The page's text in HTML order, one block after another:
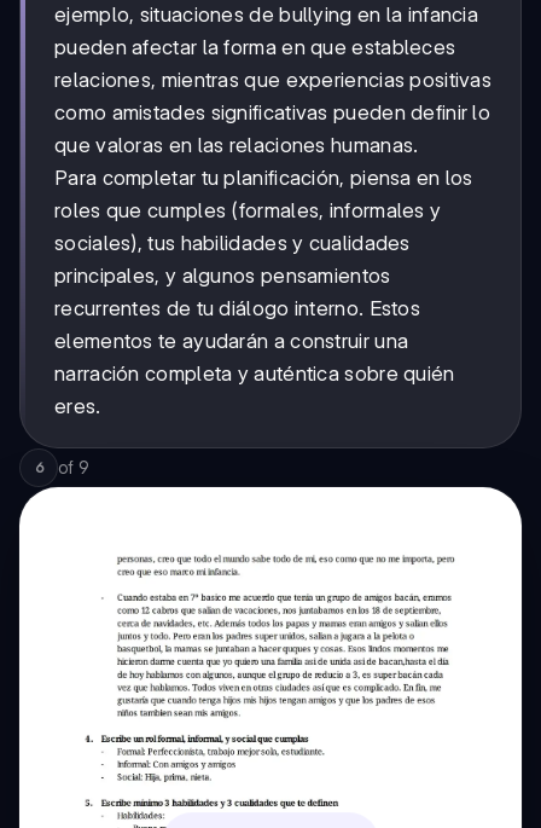
ejemplo, situaciones de bullying en la infancia
pueden afectar la forma en que estableces
relaciones, mientras que experiencias positivas
como amistades significativas pueden definir lo
que valoras en las relaciones humanas.
Para completar tu planificación, piensa en los
roles que cumples (formales, informales y
sociales), tus habilidades y cualidades
principales, y algunos pensamientos
recurrentes de tu diálogo interno. Estos
elementos te ayudarán a construir una
narración completa y auténtica sobre quién
eres.
6 of 9